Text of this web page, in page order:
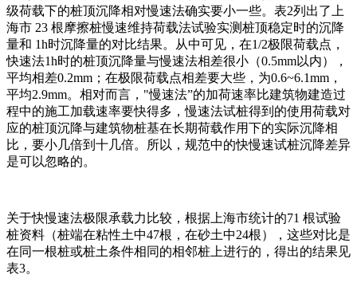
级荷载下的桩顶沉降相对慢速法确实要小一些。表2列出了上
海市 23 根摩擦桩慢速维持荷载法试验实测桩顶稳定时的沉降
量和 1h时沉降量的对比结果。从中可见，在1/2极限荷载点，
快速法1h时的桩顶沉降量与慢速法相差很小（0.5mm以内），
平均相差0.2mm；在极限荷载点相差要大些，为0.6~6.1mm，
平均2.9mm。相对而言，"慢速法”的加荷速率比建筑物建造过
程中的施工加载速率要快得多，慢速法试桩得到的使用荷载对
应的桩顶沉降与建筑物桩基在长期荷载作用下的实际沉降相
比，要小几倍到十几倍。所以，规范中的快慢速试桩沉降差异
是可以忽略的。
关于快慢速法极限承载力比较，根据上海市统计的71 根试验
桩资料（桩端在粘性土中47根，在砂土中24根），这些对比是
在同一根桩或桩土条件相同的相邻桩上进行的，得出的结果见
表3。